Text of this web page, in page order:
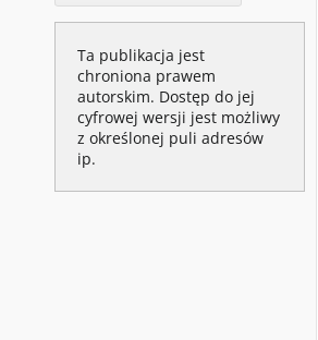
Ta publikacja jest
chroniona prawem
autorskim. Dostęp do jej
cyfrowej wersji jest możliwy
z określonej puli adresów
ip.